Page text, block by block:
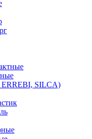
SILCA)